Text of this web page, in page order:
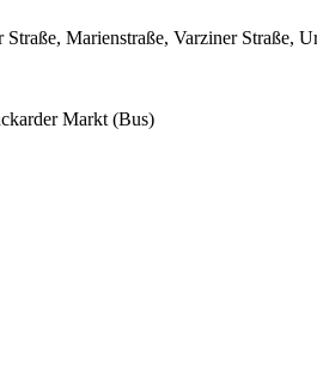
Marienstraße, Varziner Straße,
Markt (Bus)